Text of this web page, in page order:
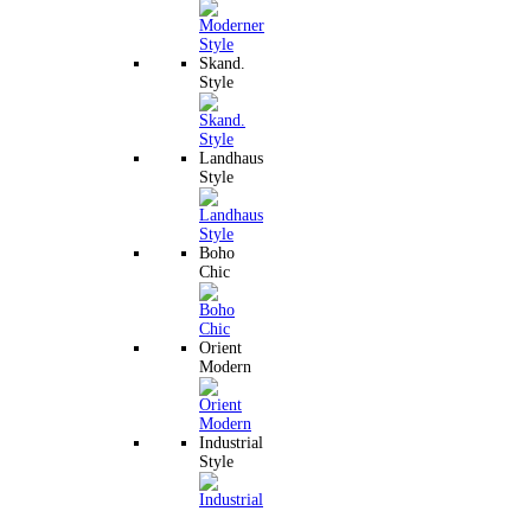
Skand.
Style
Landhaus
Style
Boho
Chic
Orient
Modern
Industrial
Style